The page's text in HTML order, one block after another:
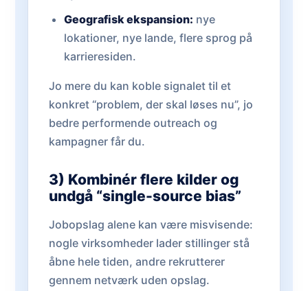
Geografisk ekspansion: nye
lokationer, nye lande, flere sprog på
karrieresiden.
Jo mere du kan koble signalet til et
konkret “problem, der skal løses nu”, jo
bedre performende outreach og
kampagner får du.
3) Kombinér flere kilder og
undgå “single-source bias”
Jobopslag alene kan være misvisende:
nogle virksomheder lader stillinger stå
åbne hele tiden, andre rekrutterer
gennem netværk uden opslag.